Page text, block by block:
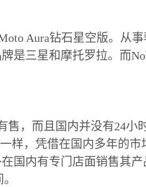
Aura钻石星空版。从
是三星和摩托罗拉。而
售，而且国内并没有24小
样，凭借在国内多年的
国内有专门店面销售其